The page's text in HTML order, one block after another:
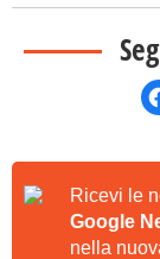
Ricevi le
Google
nella